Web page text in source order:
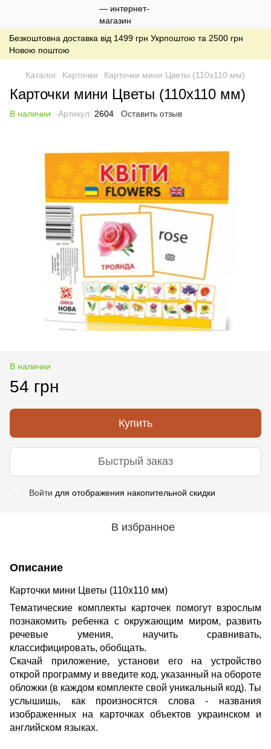
Безкоштовна доставка від 1499 грн Укрпоштою та 2500 грн
Новою поштою
Каталог Карточки Карточки мини Цветы (110х110 мм)
Карточки мини Цветы (110х110 мм)
В наличии Артикул: 2604 Оставить отзыв
В наличии
54 грн
Купить
Быстрый заказ
Войти для отображения накопительной скидки
В избранное
Описание
Карточки мини Цветы (110х110 мм)
Тематические комплекты карточек помогут взрослым
познакомить ребенка с окружающим миром, развить
речевые умения, научить сравнивать,
классифицировать, обобщать.
Скачай приложение, установи его на устройство
открой программу и введите код, указанный на обороте
обложки (в каждом комплекте свой уникальный код). Ты
услышишь, как произносятся слова - названия
изображенных на карточках объектов украинском и
английском языках.